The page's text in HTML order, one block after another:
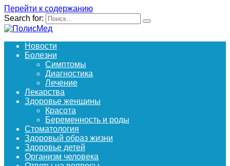
Перейти к содержанию
Search for:
Новости
Болезни
Симптомы
Диагностика
Лечение
Лекарства
Здоровье женщины
Красота
Беременность и роды
Стоматология
Здоровый образ жизни
Здоровье детей
Организм человека